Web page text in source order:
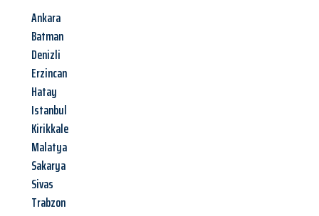
Ankara
Batman
Denizli
Erzincan
Hatay
Istanbul
Kirikkale
Malatya
Sakarya
Sivas
Trabzon